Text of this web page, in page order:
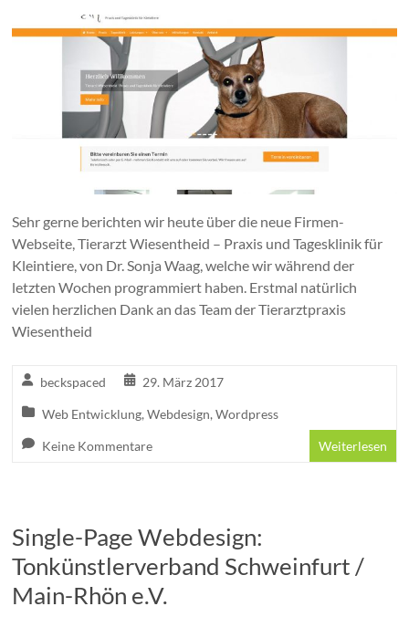
Sehr gerne berichten wir heute über die neue Firmen-
Webseite, Tierarzt Wiesentheid – Praxis und Tagesklinik für
Kleintiere, von Dr. Sonja Waag, welche wir während der
letzten Wochen programmiert haben. Erstmal natürlich
vielen herzlichen Dank an das Team der Tierarztpraxis
Wiesentheid
beckspaced 29. März 2017
Web Entwicklung,Webdesign,Wordpress
Keine Kommentare Weiterlesen
Single-Page Webdesign:
Tonkünstlerverband Schweinfurt /
Main-Rhön e.V.